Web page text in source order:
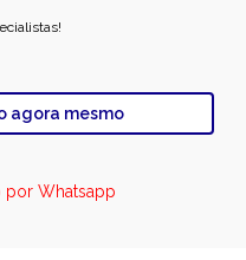
agora mesmo
por Whatsapp